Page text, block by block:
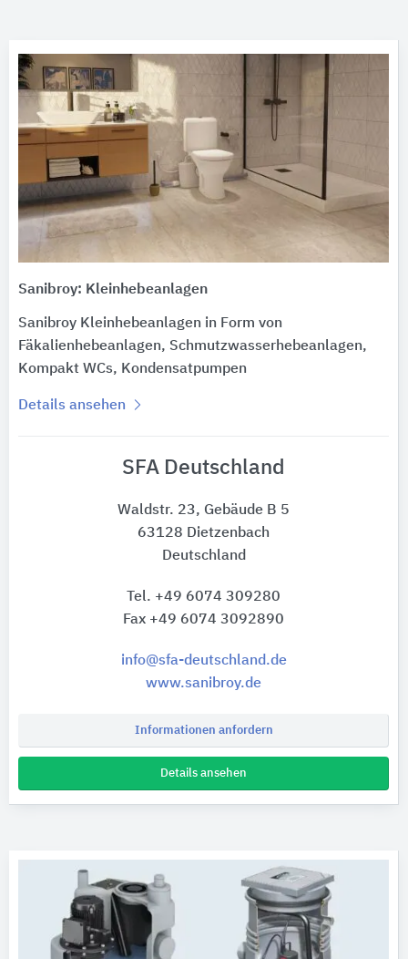
Sanibroy: Kleinhebeanlagen
Sanibroy Kleinhebeanlagen in Form von
Fäkalienhebeanlagen, Schmutzwasserhebeanlagen,
Kompakt WCs, Kondensatpumpen
Details ansehen
SFA Deutschland
Waldstr. 23, Gebäude B 5
63128 Dietzenbach
Deutschland
Tel. +49 6074 309280
Fax +49 6074 3092890
info@sfa-deutschland.de
www.sanibroy.de
Informationen anfordern
Details ansehen